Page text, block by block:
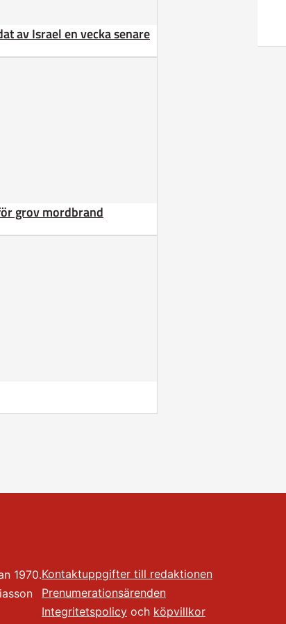
av Israel en vecka senare
grov mordbrand
1970.Kontaktuppgifter till redaktionen
Prenumerationsärenden
Integritetspolicy och köpvillkor